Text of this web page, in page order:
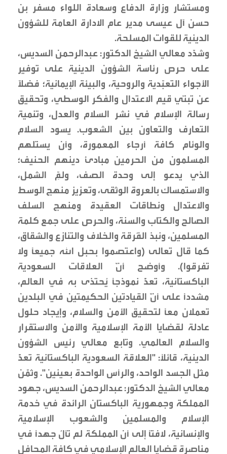
ومستشار وزارة الدفاع وسعادة اللواء مسفر بن
حسن آل عيسى مدير عام الادارة العامة للشؤون
الدينية للقوات المسلحة.
وشدَّد معالي الشيخ الدكتور: عبدالرحمن السديس،
على حرص رئاسة الشؤون الدينية على توفير
الأجواء التعبّدية والروحية، والبيئة الإيمانية؛ فضلّا
عن تبنّي قيم الاعتدال والفكر الوسطي، وتحقيق
رسالة الإسلام في نشر السلام والعدل، وتنمية
التعارف والتعاون بين الشعوب. يسود السلام
والوئام كافة أرجاء المعمورة، وأن يستلهم
المسلمون من الحرمين مبادئ دينهم الحنيف؛
الذي يدعو إلى وحدة الصف، ولمِّ الشمل،
والاستمساك بالعروة الوثقى، وتعزيز منهج الوسط
والاعتدال ونطاقات العقيدة ومنهج السلف
الصالح والكتاب والسنة، والحرص على جمع كلمة
المسلمين، ونبذ الفُرقة والخلاف والتنازع والشقاق،
كما قال تعالى (واعتصموا بحبل الله جميعًا ولا
تفرقوا). وأوضح أنَّ العلاقات السعودية
الباكستانية، تعدُّ نموذجًا يُحتذى به في العالم،
مشددًا على أنَّ القيادتين الحكيمتين في البلدين
تعملان معًا لتحقيق الأمن والسلام، وإيجاد حلول
عادلة لقضايا الأمة الإسلامية والأمن والاستقرار
والسلام العالمي. وتابع معالي رئيس الشؤون
الدينية، قائلًا: "العلاقة السعودية الباكستانية تعدُّ
مثل الجسد الواحد، والرأس الواحدة بعينين". وثمَّن
معالي الشيخ الدكتور: عبدالرحمن السديس، جهود
المملكة وجمهورية الباكستان الرائدة في خدمة
الإسلام والمسلمين والشعوب الإسلامية
والإنسانية، لافتًا إلى أن المملكة لم تألُ جهدًا في
مناصرة قضايا العالم الإسلامي في كافة المحافل